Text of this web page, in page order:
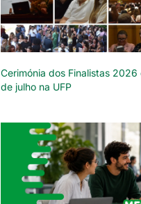
Cerimónia dos Finalistas 2026
de julho na UFP